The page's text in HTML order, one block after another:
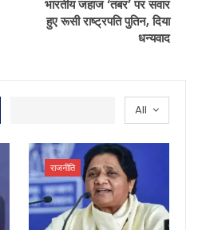
भारतीय जहाज ‘तबर’ पर सवार
हुए रूसी राष्ट्रपति पुतिन, दिया
धन्यवाद
All
राजनीति